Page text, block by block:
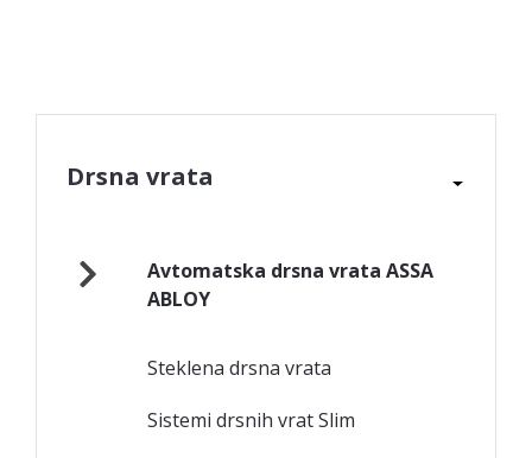
Drsna vrata
Avtomatska drsna vrata ASSA
ABLOY
Steklena drsna vrata
Sistemi drsnih vrat Slim